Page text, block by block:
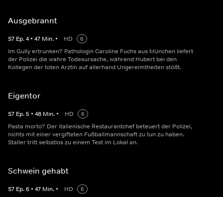
Ausgebrannt
S7 Ep.4 • 47 Min. • HD
6
Im Gully ertrunken? Pathologin Caroline Fuchs aus München liefert
der Polizei die wahre Todesursache, während Hubert bei den
Kollegen der toten Arztin auf allerhand Ungereimtheiten stößt.
Eigentor
S7 Ep.5 • 48 Min. • HD
6
Pasta morto? Der italienische Restaurantchef beteuert der Polizei,
nichts mit einer vergifteten Fußballmannschaft zu tun zu haben.
Staller tritt selbstlos zu einem Test im Lokal an.
Schwein gehabt
S7 Ep.6 • 47 Min. • HD
6